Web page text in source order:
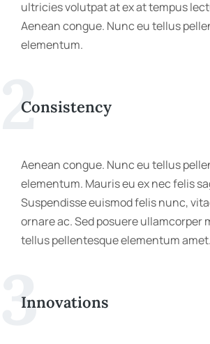
ultricies volutpat at ex at tempus
Aenean congue. Nunc eu tellus
elementum.
2
Consistency
Aenean congue. Nunc eu tellus
elementum. Mauris eu ex nec felis
Suspendisse euismod felis nunc,
ornare ac. Sed posuere ullamcorper
tellus pellentesque elementum amet.
3
Innovations